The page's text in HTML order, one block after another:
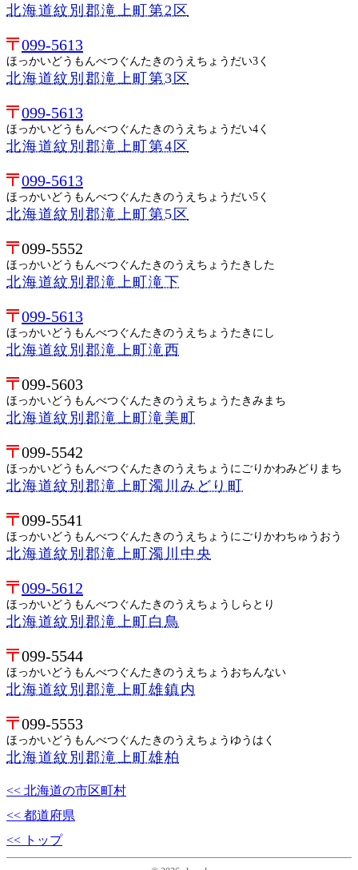
北海道紋別郡滝上町第2区
099-5613
ほっかいどうもんべつぐんたきのうえちょうだい3く
北海道紋別郡滝上町第3区
099-5613
ほっかいどうもんべつぐんたきのうえちょうだい4く
北海道紋別郡滝上町第4区
099-5613
ほっかいどうもんべつぐんたきのうえちょうだい5く
北海道紋別郡滝上町第5区
099-5552
ほっかいどうもんべつぐんたきのうえちょうたきした
北海道紋別郡滝上町滝下
099-5613
ほっかいどうもんべつぐんたきのうえちょうたきにし
北海道紋別郡滝上町滝西
099-5603
ほっかいどうもんべつぐんたきのうえちょうたきみまち
北海道紋別郡滝上町滝美町
099-5542
ほっかいどうもんべつぐんたきのうえちょうにごりかわみどりまち
北海道紋別郡滝上町濁川みどり町
099-5541
ほっかいどうもんべつぐんたきのうえちょうにごりかわちゅうおう
北海道紋別郡滝上町濁川中央
099-5612
ほっかいどうもんべつぐんたきのうえちょうしらとり
北海道紋別郡滝上町白鳥
099-5544
ほっかいどうもんべつぐんたきのうえちょうおちんない
北海道紋別郡滝上町雄鎮内
099-5553
ほっかいどうもんべつぐんたきのうえちょうゆうはく
北海道紋別郡滝上町雄柏
<< 北海道の市区町村
<< 都道府県
<< トップ